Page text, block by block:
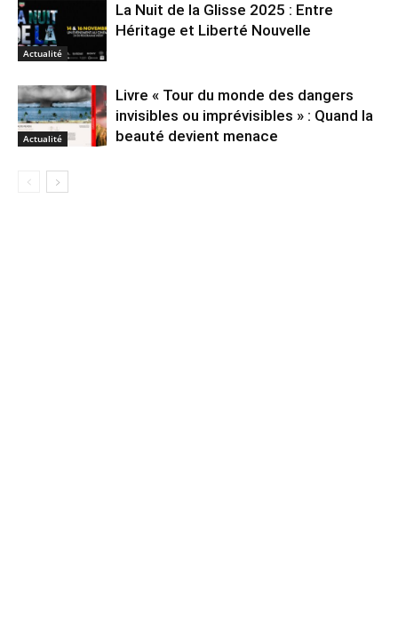
Actualité
La Nuit de la Glisse 2025 : Entre
Héritage et Liberté Nouvelle
Actualité
Livre « Tour du monde des dangers
invisibles ou imprévisibles » : Quand la
beauté devient menace